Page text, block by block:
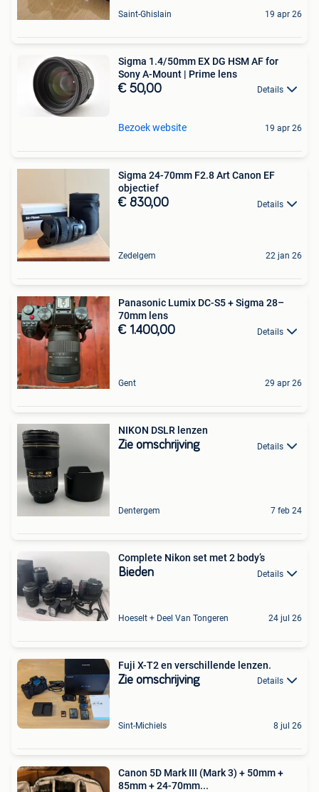
Saint-Ghislain 19 apr 26
Sigma 1.4/50mm EX DG HSM AF for
Sony A-Mount | Prime lens
€ 50,00 Details
Bezoek website 19 apr 26
Sigma 24-70mm F2.8 Art Canon EF
objectief
€ 830,00 Details
Zedelgem 22 jan 26
Panasonic Lumix DC-S5 + Sigma 28–
70mm lens
€ 1.400,00 Details
Gent 29 apr 26
NIKON DSLR lenzen
Zie omschrijving Details
Dentergem 7 feb 24
Complete Nikon set met 2 body’s
Bieden Details
Hoeselt + Deel Van Tongeren 24 jul 26
Fuji X-T2 en verschillende lenzen.
Zie omschrijving Details
Sint-Michiels 8 jul 26
Canon 5D Mark III (Mark 3) + 50mm +
85mm + 24-70mm...